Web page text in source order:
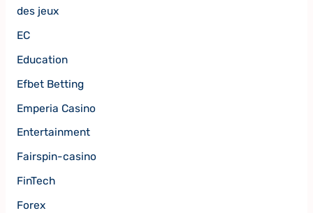
des jeux
EC
Education
Efbet Betting
Emperia Casino
Entertainment
Fairspin-casino
FinTech
Forex